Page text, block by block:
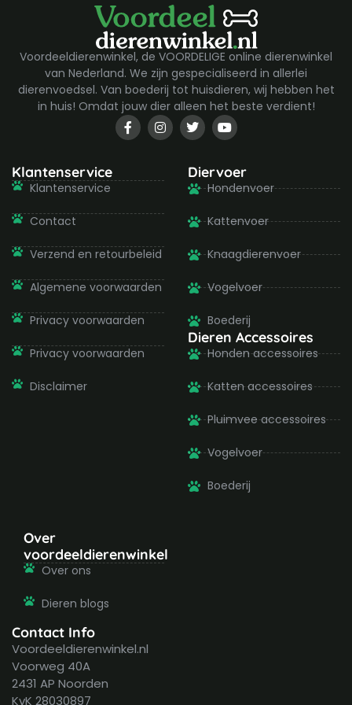
Voordeeldierenwinkel, de VOORDELIGE online dierenwinkel
van Nederland. We zijn gespecialiseerd in allerlei
dierenvoedsel. Van boederij tot huisdieren, wij hebben het
in huis! Omdat jouw dier alleen het beste verdient!
F
a
c
o
I
n
s
g
T
w
i
t
e
r
Y
o
u
u
b
e
Klantenservice
Klantenservice
Contact
Verzend en retourbeleid
Algemene voorwaarden
Privacy voorwaarden
Privacy voorwaarden
Disclaimer
Diervoer
Hondenvoer
Kattenvoer
Knaagdierenvoer
Vogelvoer
Boederij
Dieren Accessoires
Honden accessoires
Katten accessoires
Pluimvee accessoires
Vogelvoer
Boederij
Over
voordeeldierenwinkel
Over ons
Dieren blogs
Contact Info
Voordeeldierenwinkel.nl
Voorweg 40A
2431 AP Noorden
KvK 28030897